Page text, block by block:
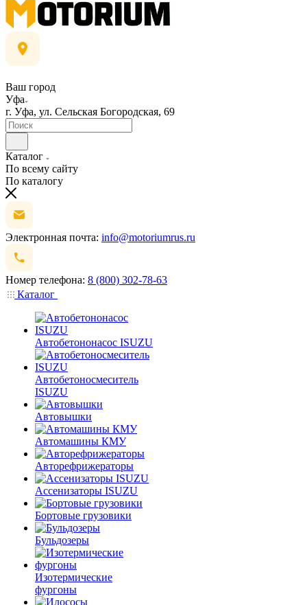
Ваш город
Уфа
г. Уфа, ул. Сельская Богородская, 69
Каталог
По всему сайту
По каталогу
Электронная почта: info@motoriumrus.ru
Номер телефона: 8 (800) 302-78-63
Каталог
Автобетононасос ISUZU
Автобетоносмеситель
ISUZU
Автовышки
Автомашины КМУ
Авторефрижераторы
Ассенизаторы ISUZU
Бортовые грузовики
Бульдозеры
Изотермические
фургоны